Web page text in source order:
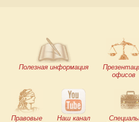
Полезная информация
офисов
Правовые
Наш канал